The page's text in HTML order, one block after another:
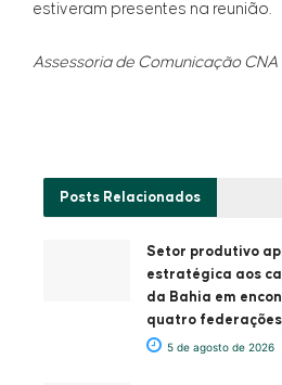
estiveram presentes na reunião.
Assessoria de Comunicação CNA
Posts Relacionados
Setor produtivo
estratégica aos
da Bahia em
quatro federações
5 de agosto de 2026